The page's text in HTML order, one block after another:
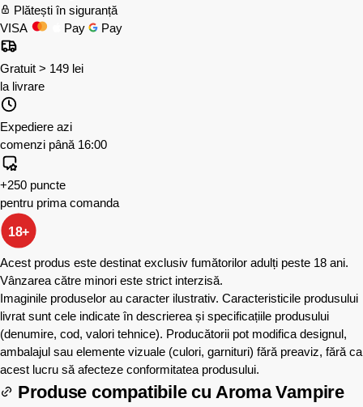
Plătești în siguranță
VISA
Pay Pay
Gratuit > 149 lei
la livrare
Expediere azi
comenzi până 16:00
+250 puncte
pentru prima comanda
18+
Acest produs este destinat exclusiv fumătorilor adulți peste 18 ani.
Vânzarea către minori este strict interzisă.
Imaginile produselor au caracter ilustrativ. Caracteristicile produsului
livrat sunt cele indicate în descrierea și specificațiile produsului
(denumire, cod, valori tehnice). Producătorii pot modifica designul,
ambalajul sau elemente vizuale (culori, garnituri) fără preaviz, fără ca
acest lucru să afecteze conformitatea produsului.
Produse compatibile cu Aroma Vampire